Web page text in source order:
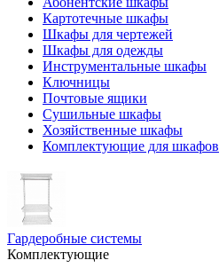
Картотечные шкафы
Шкафы для чертежей
Шкафы для одежды
Инструментальные шкафы
Ключницы
Почтовые ящики
Сушильные шкафы
Хозяйственные шкафы
Комплектующие для шкафов
Гардеробные системы
Комплектующие